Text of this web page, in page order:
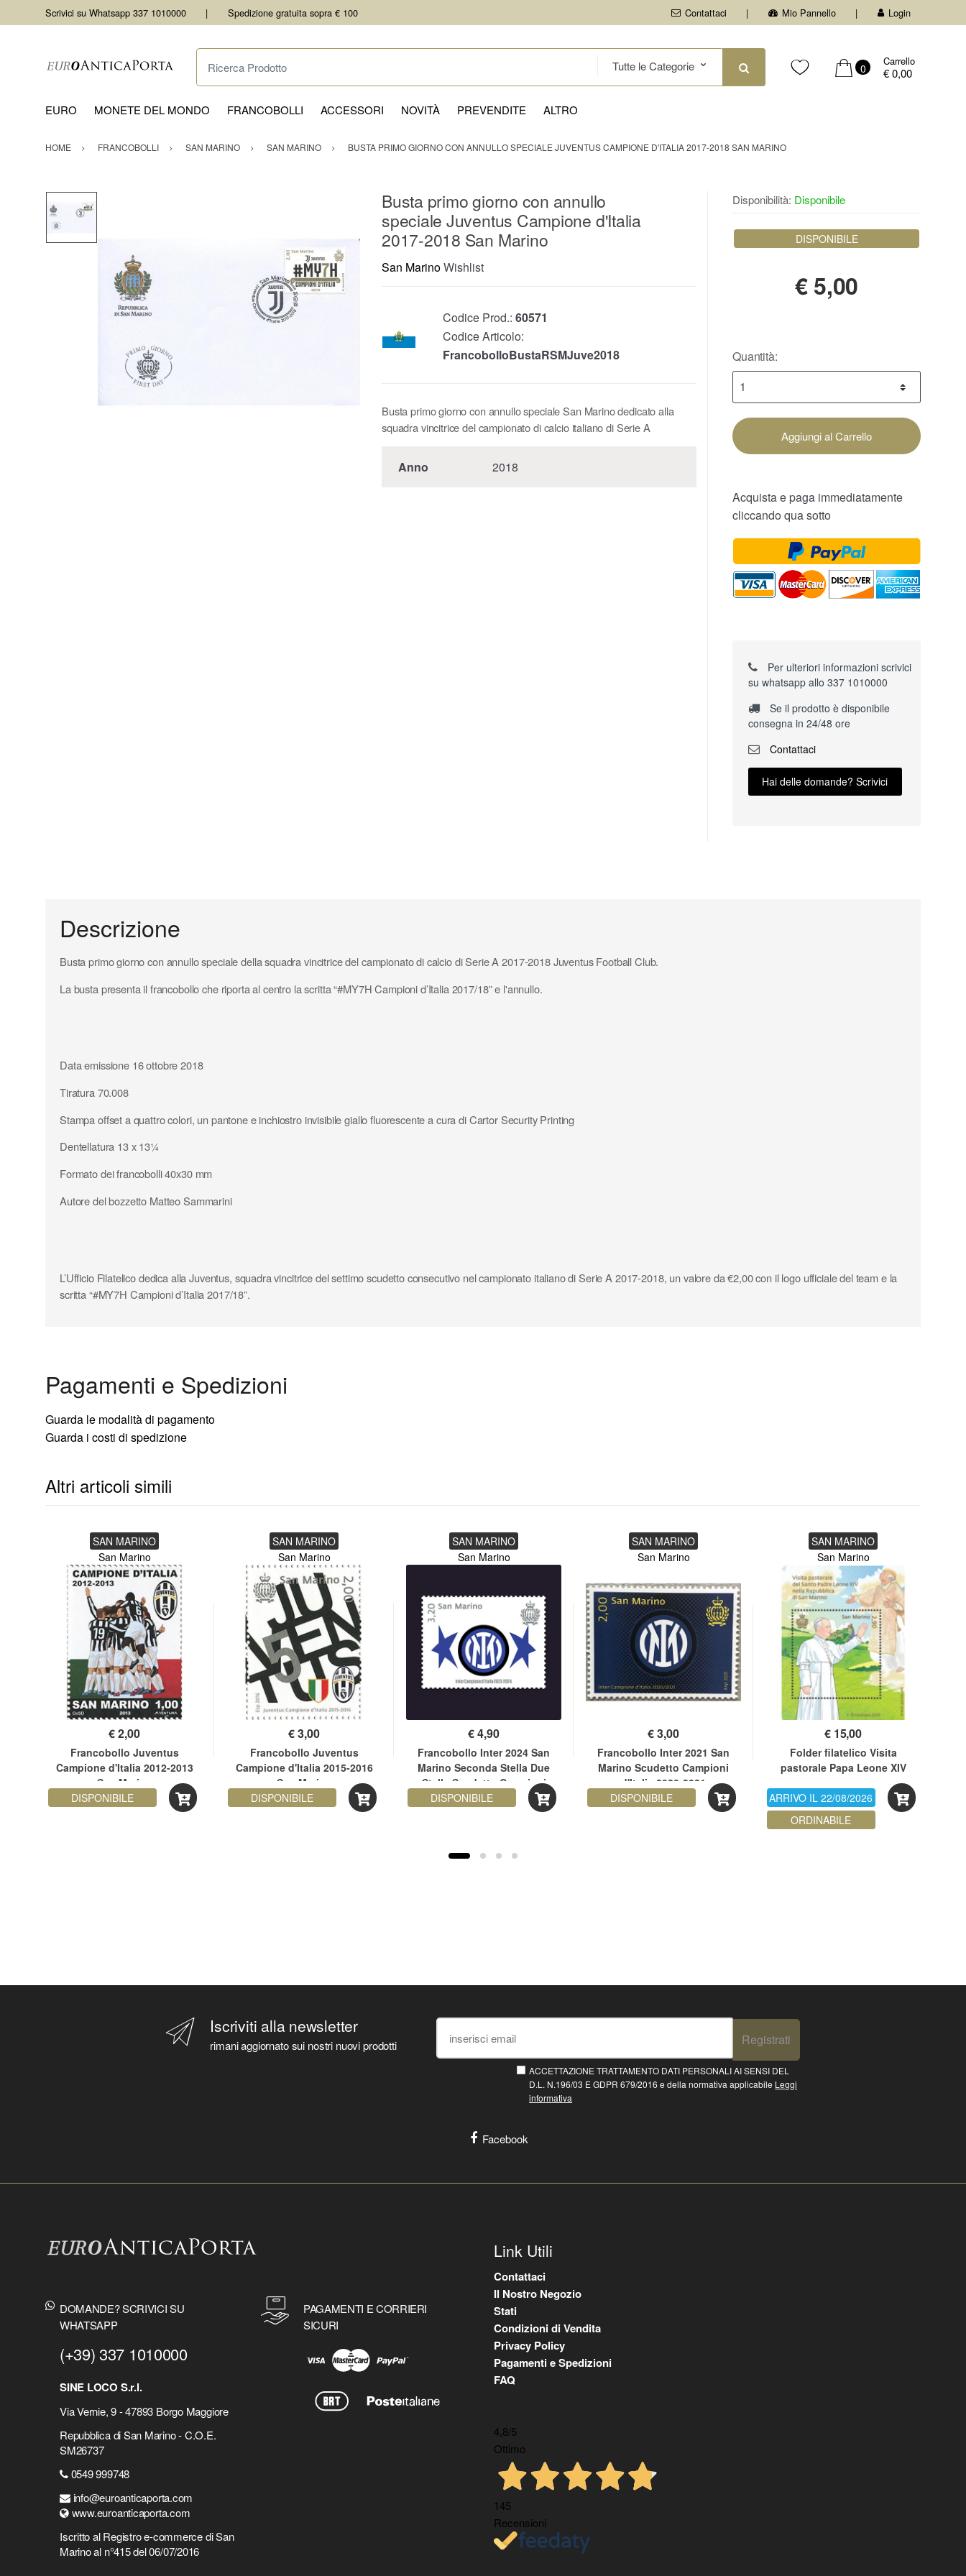
Scrivici su Whatsapp 337 1010000 Spedizione gratuita sopra € 100 Contattaci Mio Pannello Login
Ricerca Prodotto
0
Carrello
€ 0,00
EURO MONETE DEL MONDO FRANCOBOLLI ACCESSORI NOVITÀ PREVENDITE ALTRO
HOME FRANCOBOLLI SAN MARINO SAN MARINO BUSTA PRIMO GIORNO CON ANNULLO SPECIALE JUVENTUS CAMPIONE D'ITALIA 2017-2018 SAN MARINO
Busta primo giorno con annullo
speciale Juventus Campione d'Italia
2017-2018 San Marino
San MarinoWishlist
Codice Prod.: 60571
Codice Articolo:
FrancobolloBustaRSMJuve2018
Busta primo giorno con annullo speciale San Marino dedicato alla
squadra vincitrice del campionato di calcio italiano di Serie A
Anno 2018
Disponibilità: Disponibile
DISPONIBILE
€5,00
Quantità:
Aggiungi al Carrello
Acquista e paga immediatamente
cliccando qua sotto
Per ulteriori informazioni scrivici
su whatsapp allo 337 1010000
Se il prodotto è disponibile
consegna in 24/48 ore
Contattaci
Hai delle domande? Scrivici
Descrizione
Busta primo giorno con annullo speciale della squadra vincitrice del campionato di calcio di Serie A 2017-2018 Juventus Football Club.
La busta presenta il francobollo che riporta al centro la scritta “#MY7H Campioni d’Italia 2017/18” e l'annullo.
Data emissione 16 ottobre 2018
Tiratura 70.008
Stampa offset a quattro colori, un pantone e inchiostro invisibile giallo fluorescente a cura di Cartor Security Printing
Dentellatura 13 x 13¼
Formato dei francobolli 40x30 mm
Autore del bozzetto Matteo Sammarini
L’Ufficio Filatelico dedica alla Juventus, squadra vincitrice del settimo scudetto consecutivo nel campionato italiano di Serie A 2017-2018, un valore da €2,00 con il logo ufficiale del team e la
scritta “#MY7H Campioni d’Italia 2017/18”.
Pagamenti e Spedizioni
Guarda le modalità di pagamento
Guarda i costi di spedizione
Altri articoli simili
SAN MARINO
San Marino
€2,00
Francobollo Juventus
Campione d'Italia 2012-2013
San Marino
DISPONIBILE
SAN MARINO
San Marino
€3,00
Francobollo Juventus
Campione d'Italia 2015-2016
San Marino
DISPONIBILE
SAN MARINO
San Marino
€4,90
Francobollo Inter 2024 San
Marino Seconda Stella Due
Stelle Scudetto Campioni
d'Italia 2024
DISPONIBILE
SAN MARINO
San Marino
€3,00
Francobollo Inter 2021 San
Marino Scudetto Campioni
d'Italia 2020-2021
DISPONIBILE
SAN MARINO
San Marino
€ 15,00
Folder filatelico Visita
pastorale Papa Leone XIV
ARRIVO IL 22/08/2026
ORDINABILE
Iscriviti alla newsletter
rimani aggiornato sui nostri nuovi prodotti Registrati
ACCETTAZIONE TRATTAMENTO DATI PERSONALI AI SENSI DEL
D.L. N.196/03 E GDPR 679/2016 e della normativa applicabile Leggi
informativa
Facebook
DOMANDE? SCRIVICI SU
WHATSAPP
(+39) 337 1010000
SINE LOCO S.r.l.
Via Vernie, 9 - 47893 Borgo Maggiore
Repubblica di San Marino - C.O.E.
SM26737
0549 999748
info@euroanticaporta.com
www.euroanticaporta.com
Iscritto al Registro e-commerce di San
Marino al n°415 del 06/07/2016
PAGAMENTI E CORRIERI
SICURI
Link Utili
Contattaci
Il Nostro Negozio
Stati
Condizioni di Vendita
Privacy Policy
Pagamenti e Spedizioni
FAQ
4,8/5
Ottimo
145
Recensioni